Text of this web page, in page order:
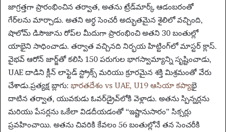
జాగ్రత్తగా ప్రారంభించిన తర్వాత, అతను ట్రేడ్‌మార్క్ ఆడంబరంతో
గేర్‌లను మార్చాడు. అతని అర్ధ సెంచరీ అద్భుతమైన శైలిలో వచ్చింది,
షాలోమ్ డిసౌజాను రోప్‌ల మీదుగా ప్రారంభించి అతని 30 బంతుల్లో
యాభైని సాధించాడు. తర్వాత వచ్చినది నిర్భయ హిట్టింగ్‌లో మాస్టర్ క్లాస్.
వైభవ్ ఆరోన్ జార్జ్‌తో కలిసి 150 పరుగుల భాగస్వామ్యాన్ని సృష్టించాడు,
UAE దాడిని క్లీన్ లాఫ్టెడ్ స్ట్రోక్స్ మరియు క్రూరమైన శక్తి మిశ్రమంతో వేరు
చేశాడు.ప్రత్యక్ష బ్లాగు: భారతదేశం vs UAE, U19 ఆసియా కప్యాభై
దాటిన తర్వాత, యువకుడు ఓవర్‌డ్రైవ్‌లోకి వెళ్లాడు. అతను స్పిన్నర్లను
మరియు పేసర్లను ఒకేలా విడదీయడంతో “ఇష్టానుసారం” సిక్సర్లు
ప్రవహించాయి. అతను చివరికి కేవలం 56 బంతుల్లోనే తన సెంచరీకి